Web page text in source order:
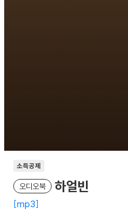
소득공제
오디오북 하얼빈
mp3